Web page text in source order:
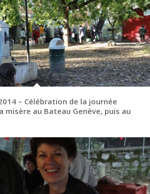
– Célébration de la journée
misère au Bateau Genève, puis au